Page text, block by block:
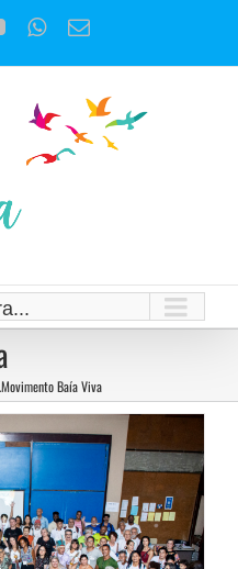
YouTubeWhatsApp
E-
Movimento Baía Viva
Nacional
da
ecológica